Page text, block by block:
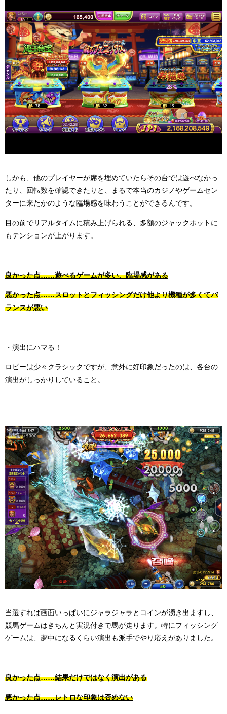
しかも、他のプレイヤーが席を埋めていたらその台では遊べなかっ
たり、回転数を確認できたりと、まるで本当のカジノやゲームセン
ターに来たかのような臨場感を味わうことができるんです。
目の前でリアルタイムに積み上げられる、多額のジャックポットに
もテンションが上がります。
良かった点……遊べるゲームが多い、臨場感がある
悪かった点……スロットとフィッシングだけ他より機種が多くてバ
ランスが悪い
・演出にハマる！
ロビーは少々クラシックですが、意外に好印象だったのは、各台の
演出がしっかりしていること。
当選すれば画面いっぱいにジャラジャラとコインが湧き出ますし、
競馬ゲームはきちんと実況付きで馬が走ります。特にフィッシング
ゲームは、夢中になるくらい演出も派手でやり応えがありました。
良かった点……結果だけではなく演出がある
悪かった点……レトロな印象は否めない